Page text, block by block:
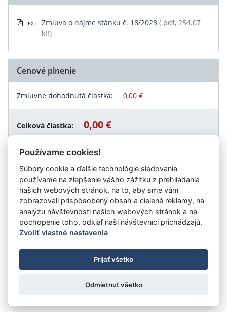
TEXT Zmluva o nájme stánku č. 18/2023 (.pdf, 254.07
kB)
Cenové plnenie
Zmluvne dohodnutá čiastka: 0,00 €
Celková čiastka: 0,00 €
Návrat späť
Vystavil:NOVOVITAL
Úrad vlády SR
- Všetky práva vyhradené
Prehlásenie o prístupnosti
Zmluvy do 31.12.2010
Nastavenia cookies
: Aglo Solutions
Používame cookies!
Súbory cookie a ďalšie technológie sledovania
používame na zlepšenie vášho zážitku z prehliadania
našich webových stránok, na to, aby sme vám
zobrazovali prispôsobený obsah a cielené reklamy, na
analýzu návštevnosti našich webových stránok a na
pochopenie toho, odkiaľ naši návštevníci prichádzajú.
Zvoliť vlastné nastavenia
Prijať všetko
Odmietnuť všetko